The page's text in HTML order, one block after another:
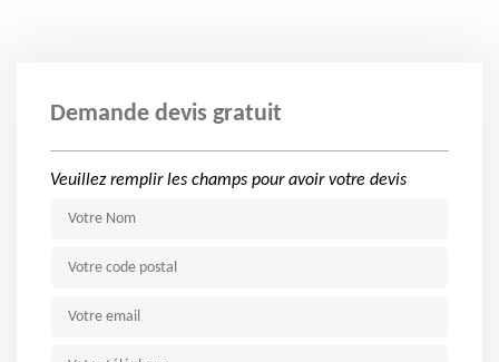
Demande devis gratuit
Veuillez remplir les champs pour avoir votre devis